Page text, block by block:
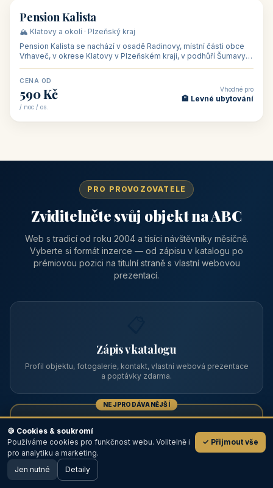
🏡 penzion
Pension Kalista
🏔️ Klatovy a okolí · Plzeňský kraj
Pension Kalista se nachází v osadě Radinovy, místní části obce
Vrhaveč, v okrese Klatovy v Plzeňském kraji, v podhůří Šumavy
CENA OD
590 Kč
/ noc / os.
Vhodné pro
🏨 Levné ubytování
PRO PROVOZOVATELE
Zviditelněte svůj objekt na ABC
Web s tradicí od roku 2004 a tisíci návštěvníky měsíčně.
Vyberte si formát inzerce — od zápisu v katalogu po
prémiovou pozici na titulní straně s vlastní webovou
prezentací.
Zápis v katalogu
Profil objektu, fotogalerie, kontakt, vlastní webová prezentace
a poptávky zdarma.
NEJPRODÁVANĚJŠÍ
Prémiový partner
TOP pozice na titulce, přednost ve výpisech, zlatý odznak a
💬
🖥️ Desktop verze
🍪 Cookies & soukromí
Používáme cookies pro funkčnost webu. Volitelně i
pro analytiku a marketing.
✓ Přijmout vše
Jen nutné Detaily